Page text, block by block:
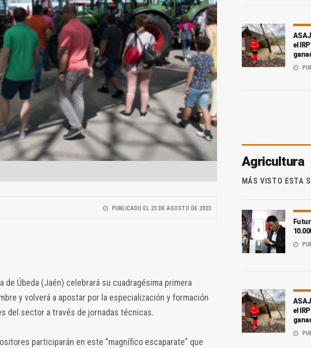
PUBLICADO EL 23 DE AGOSTO DE 2023
de Úbeda (Jaén) celebrará su cuadragésima primera
y volverá a apostar por la especialización y formación
del sector a través de jornadas técnicas.
participarán en este "magnífico escaparate" que
el
Agricultura
MÁS VISTO ESTA
el